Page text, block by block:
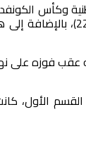
وكأس
وقد حسم المباراة بفضل تألق اللاعب
فوزه على
الأول،